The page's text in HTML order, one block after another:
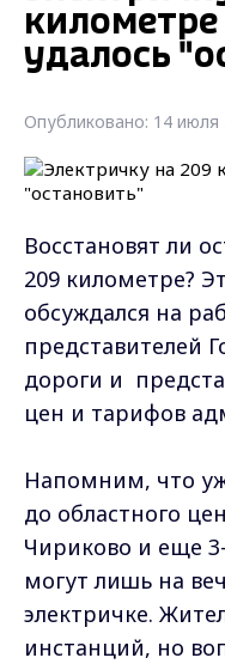
километре
удалось
Опубликовано: 14 июля
Восстановят ли
209 километре?
обсуждался на
представителей
дороги и
цен и тарифов
Напомним, что
до областного
Чириково и еще
могут лишь на
электричке.
инстанций, но